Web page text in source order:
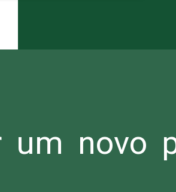
um novo